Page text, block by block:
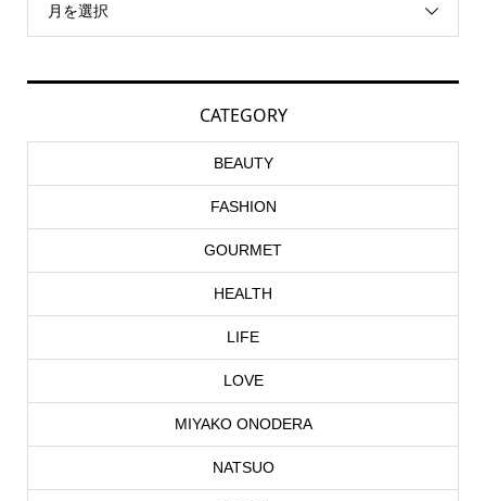
月を選択
CATEGORY
BEAUTY
FASHION
GOURMET
HEALTH
LIFE
LOVE
MIYAKO ONODERA
NATSUO